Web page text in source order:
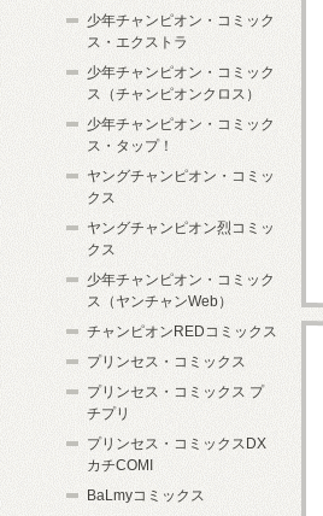
少年チャンピオン・コミック
ス・エクストラ
少年チャンピオン・コミック
ス（チャンピオンクロス）
少年チャンピオン・コミック
ス・タップ！
ヤングチャンピオン・コミッ
クス
ヤングチャンピオン烈コミッ
クス
少年チャンピオン・コミック
ス（ヤンチャンWeb）
チャンピオンREDコミックス
プリンセス・コミックス
プリンセス・コミックス プ
チプリ
プリンセス・コミックスDX
カチCOMI
BaLmyコミックス